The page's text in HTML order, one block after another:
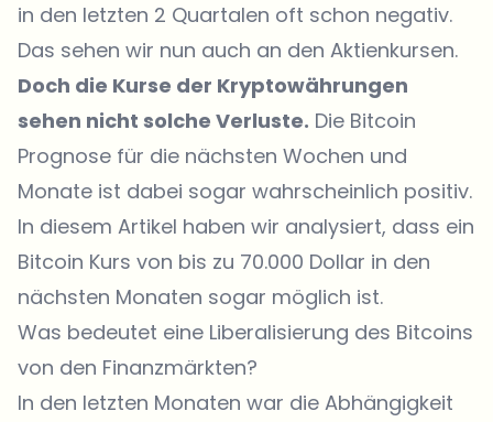
in den letzten 2 Quartalen oft schon negativ.
Das sehen wir nun auch an den Aktienkursen.
Doch die Kurse der Kryptowährungen
sehen nicht solche Verluste. Die Bitcoin
Prognose für die nächsten Wochen und
Monate ist dabei sogar wahrscheinlich positiv.
In diesem Artikel haben wir analysiert, dass ein
Bitcoin Kurs von bis zu 70.000 Dollar in den
nächsten Monaten sogar möglich ist.
Was bedeutet eine Liberalisierung des Bitcoins
von den Finanzmärkten?
In den letzten Monaten war die Abhängigkeit